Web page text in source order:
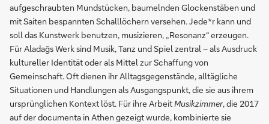
aufgeschraubten Mundstücken, baumelnden Glockenstäben und
mit Saiten bespannten Schalllöchern versehen. Jede*r kann und
soll das Kunstwerk benutzen, musizieren, „Resonanz“ erzeugen.
Für Aladağs Werk sind Musik, Tanz und Spiel zentral – als Ausdruck
kultureller Identität oder als Mittel zur Schaffung von
Gemeinschaft. Oft dienen ihr Alltagsgegenstände, alltägliche
Situationen und Handlungen als Ausgangspunkt, die sie aus ihrem
ursprünglichen Kontext löst. Für ihre ArbeitMusikzimmer, die 2017
auf der documenta in Athen gezeigt wurde, kombinierte sie